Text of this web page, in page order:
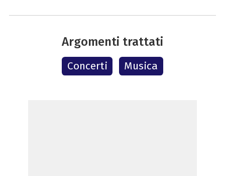
Argomenti trattati
Concerti Musica